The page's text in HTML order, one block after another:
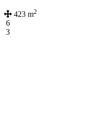
423 m2
6
3